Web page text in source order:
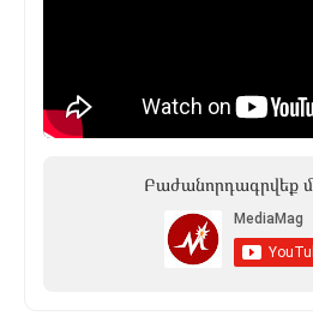
Բաժանորդագրվեք